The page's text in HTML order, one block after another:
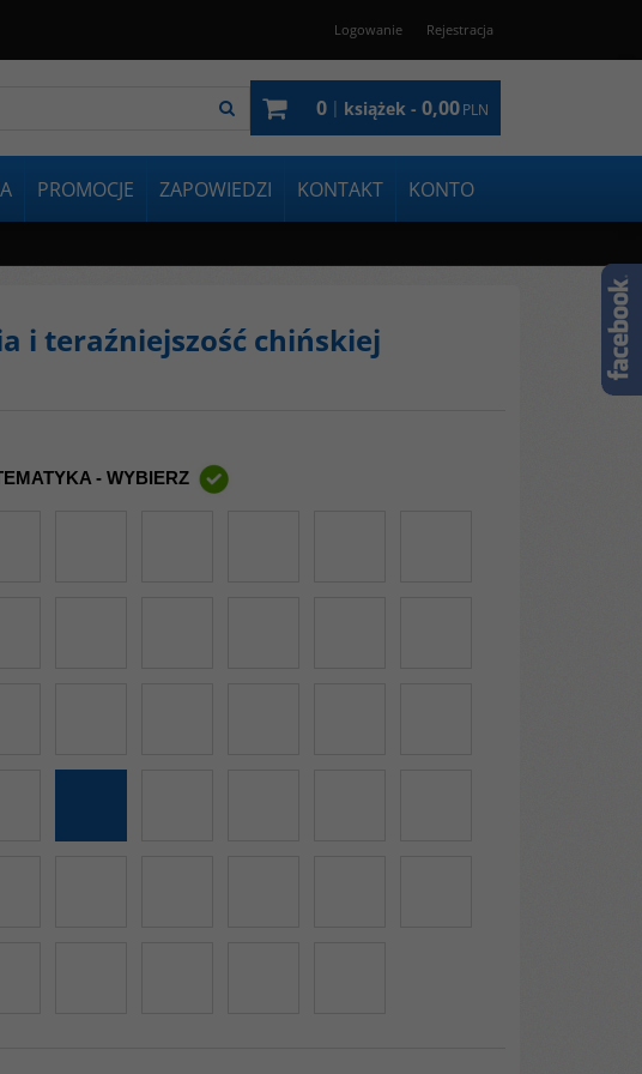
Logowanie Rejestracja
0 | książek - 0,00PLN
PROMOCJE ZAPOWIEDZI KONTAKT KONTO
i teraźniejszość chińskiej
- WYBIERZ